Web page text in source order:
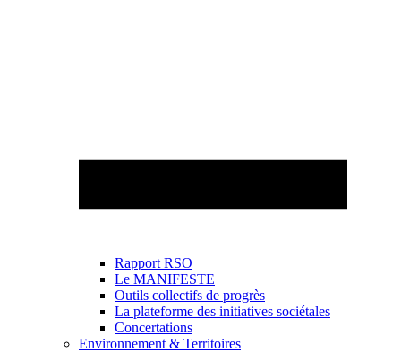
Rapport RSO
Le MANIFESTE
Outils collectifs de progrès
La plateforme des initiatives sociétales
Concertations
Environnement & Territoires